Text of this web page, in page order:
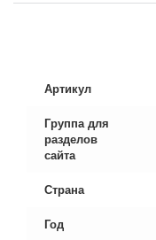
Артикул
Группа для
разделов
сайта
Страна
Год